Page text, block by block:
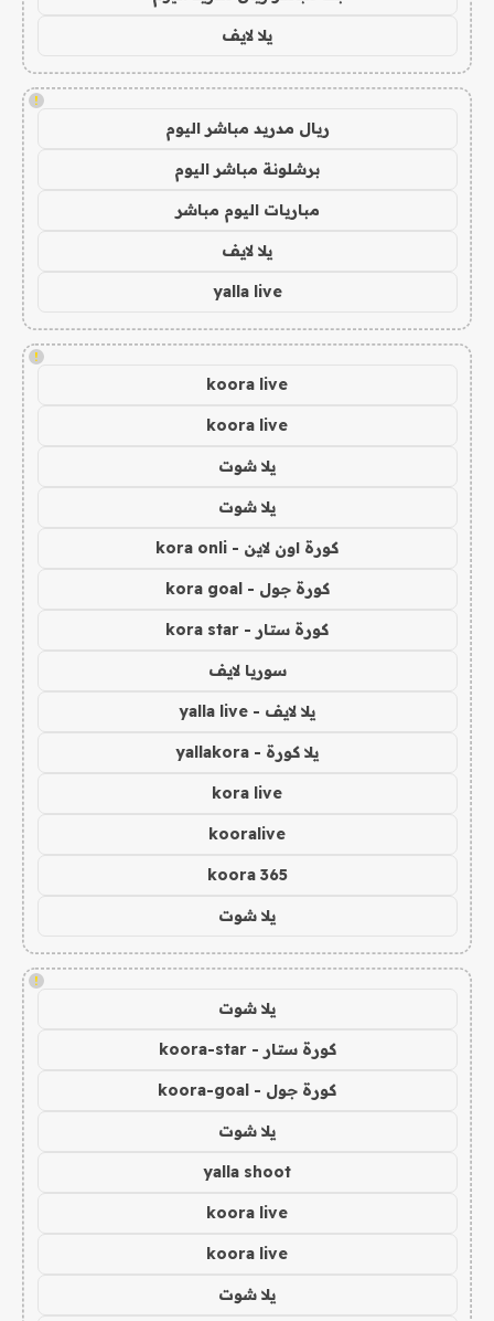
يلا لايف
!
ريال مدريد مباشر اليوم
برشلونة مباشر اليوم
مباريات اليوم مباشر
يلا لايف
yalla live
!
koora live
koora live
يلا شوت
يلا شوت
كورة اون لاين - kora onli
كورة جول - kora goal
كورة ستار - kora star
سوريا لايف
يلا لايف - yalla live
يلا كورة - yallakora
kora live
kooralive
koora 365
يلا شوت
!
يلا شوت
كورة ستار - koora-star
كورة جول - koora-goal
يلا شوت
yalla shoot
koora live
koora live
يلا شوت